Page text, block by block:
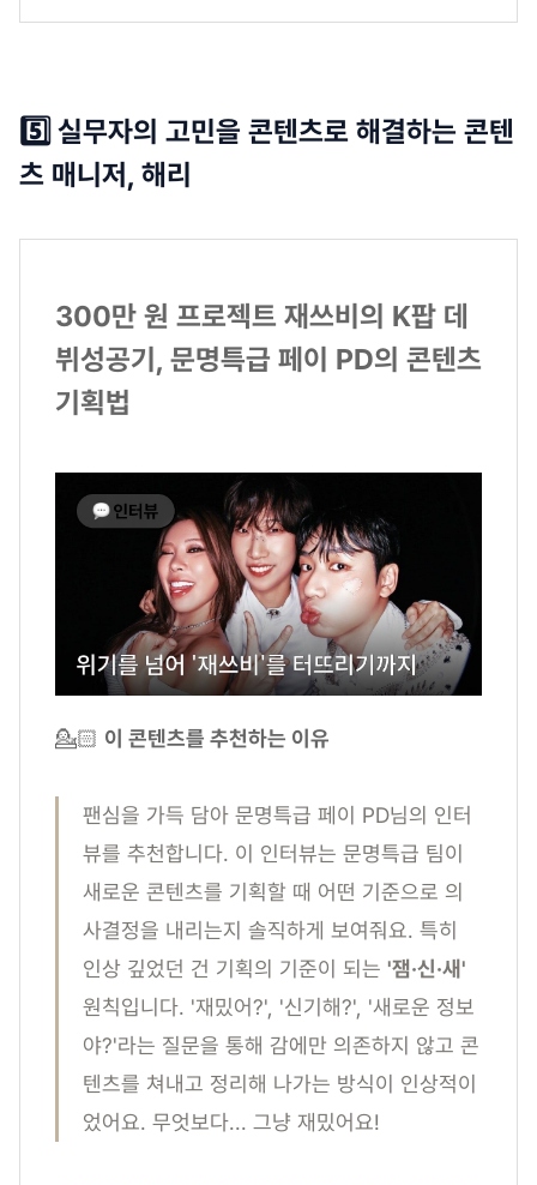
5️⃣ 실무자의 고민을 콘텐츠로 해결하는 콘텐
츠 매니저, 해리
300만 원 프로젝트 재쓰비의 K팝 데
뷔성공기, 문명특급 페이 PD의 콘텐츠
기획법
💁🏻 이 콘텐츠를 추천하는 이유
팬심을 가득 담아 문명특급 페이 PD님의 인터
뷰를 추천합니다. 이 인터뷰는 문명특급 팀이
새로운 콘텐츠를 기획할 때 어떤 기준으로 의
사결정을 내리는지 솔직하게 보여줘요. 특히
인상 깊었던 건 기획의 기준이 되는 '잼·신·새'
원칙입니다. '재밌어?', '신기해?', '새로운 정보
야?'라는 질문을 통해 감에만 의존하지 않고 콘
텐츠를 쳐내고 정리해 나가는 방식이 인상적이
었어요. 무엇보다... 그냥 재밌어요!